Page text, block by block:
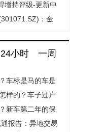
日上涨0.53%
增持评级-更新中
：金
24小时 一周
车标是马的车是
样的？车子过户
新车第二年的保
报告：异地交易